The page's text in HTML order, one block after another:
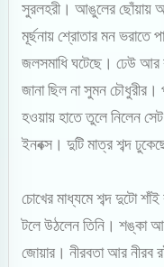
সুরলহরী। আঙুলের ছোঁয়ায়
মূর্ছনায় শ্রোতার মন ভরাতে
জলসমাধি ঘটেছে। ঢেউ
জানা ছিল না সুমন চৌধুরীর।
হওয়ায় হাতে তুলে নিলেন
ইনবক্স। দুটি মাত্র শব্দ
চোখের মাধ্যমে শব্দ দুটো
টলে উঠলেন তিনি। শঙ্কা
জোয়ার। নীরবতা আর নীরব